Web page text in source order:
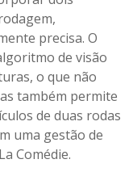
precisa. O
de visão
o que não
também permite
de duas rodas
uma gestão de
Comédie.